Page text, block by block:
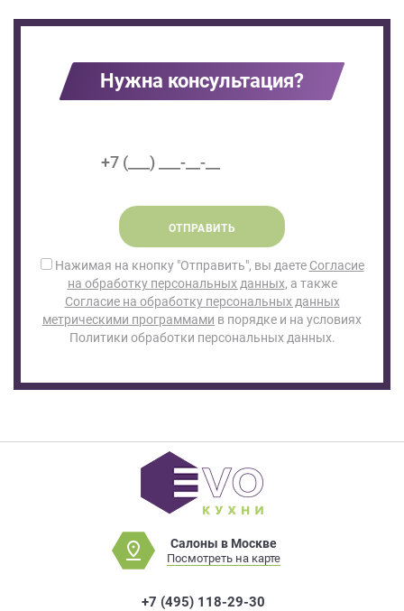
Нужна консультация?
ОТПРАВИТЬ
Нажимая на кнопку "Отправить", вы даете Согласие
на обработку персональных данных, а также
Согласие на обработку персональных данных
метрическими программами в порядке и на условиях
Политики обработки персональных данных.
Салоны в Москве
Посмотреть на карте
+7 (495) 118-29-30